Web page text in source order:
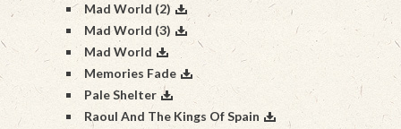
Mad World (2)
Mad World (3)
Mad World
Memories Fade
Pale Shelter
Raoul And The Kings Of Spain